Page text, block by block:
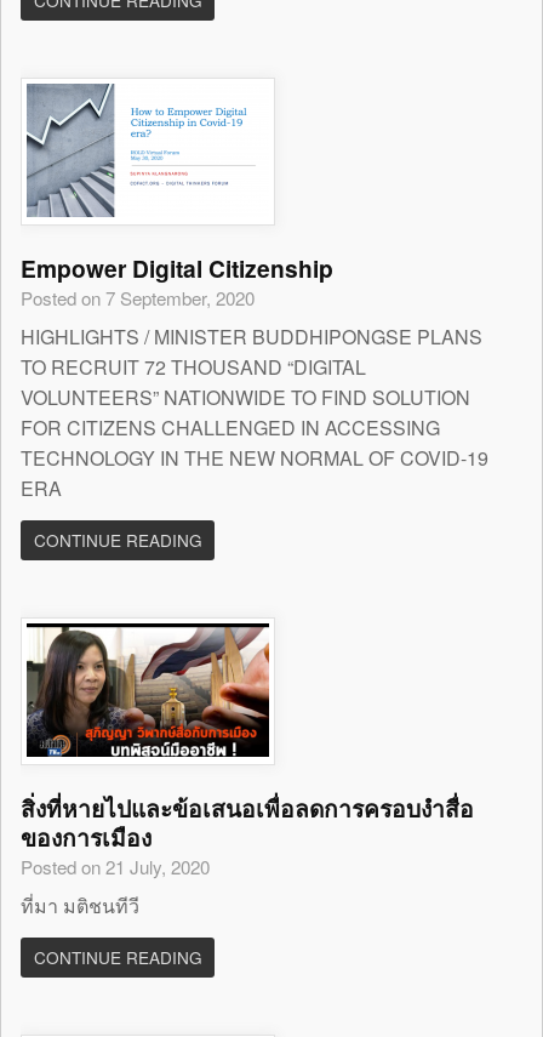
Empower Digital Citizenship
Posted on 7 September, 2020
HIGHLIGHTS / MINISTER BUDDHIPONGSE PLANS
TO RECRUIT 72 THOUSAND “DIGITAL
VOLUNTEERS” NATIONWIDE TO FIND SOLUTION
FOR CITIZENS CHALLENGED IN ACCESSING
TECHNOLOGY IN THE NEW NORMAL OF COVID-19
ERA
CONTINUE READING
สิ่งที่หายไปและข้อเสนอเพื่อลดการครอบงำสื่อ
ของการเมือง
Posted on 21 July, 2020
ที่มา มติชนทีวี
CONTINUE READING